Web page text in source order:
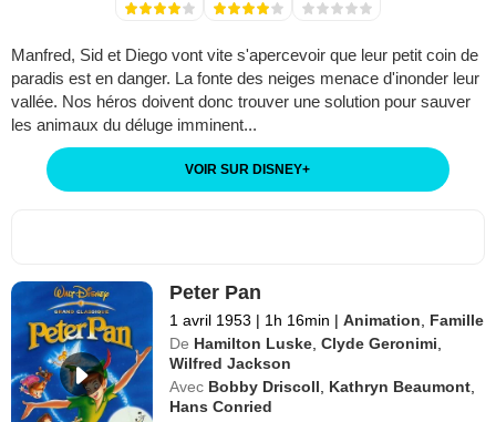
Manfred, Sid et Diego vont vite s'apercevoir que leur petit coin de
paradis est en danger. La fonte des neiges menace d'inonder leur
vallée. Nos héros doivent donc trouver une solution pour sauver
les animaux du déluge imminent...
VOIR SUR DISNEY+
Peter Pan
1 avril 1953 | 1h 16min | Animation, Famille
De Hamilton Luske,Clyde Geronimi,
Wilfred Jackson
Avec Bobby Driscoll, Kathryn Beaumont,
Hans Conried